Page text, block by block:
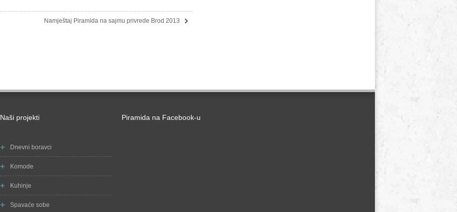
Namještaj Piramida na sajmu privrede Brod 2013
Naši projekti
Dnevni boravci
Komode
Kuhinje
Spavaće sobe
Piramida na Facebook-u